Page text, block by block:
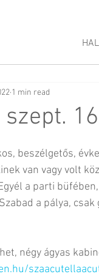
1 min read
beszélgetős,
van vagy volt
a parti
a pálya, csak
négy ágyas